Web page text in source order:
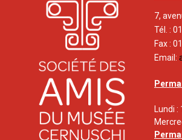
7,
Tél. :
Fax :
Email:
Lundi :